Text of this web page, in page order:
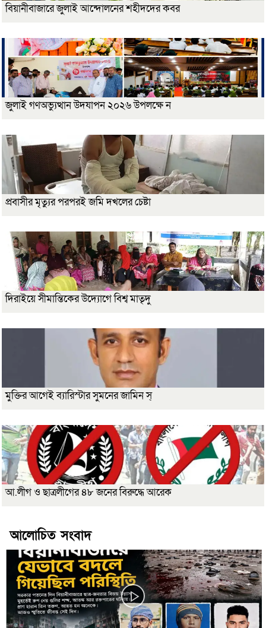
বিয়ানীবাজারে জুলাই আন্দোলনের শহীদদের কবর
জুলাই গণঅভ্যুত্থান উদযাপন ২০২৬ উপলক্ষে ন
প্রবাসীর মৃত্যুর পরপরই জমি দখলের চেষ্টা
দিরাইয়ে সীমান্তিকের উদ্যোগে বিশ্ব মাতৃদু
মুক্তির আগেই ব্যারিস্টার সুমনের জামিন স্
আ.লীগ ও ছাত্রলীগের ৪৮ জনের বিরুদ্ধে আরেক
আলোচিত সংবাদ